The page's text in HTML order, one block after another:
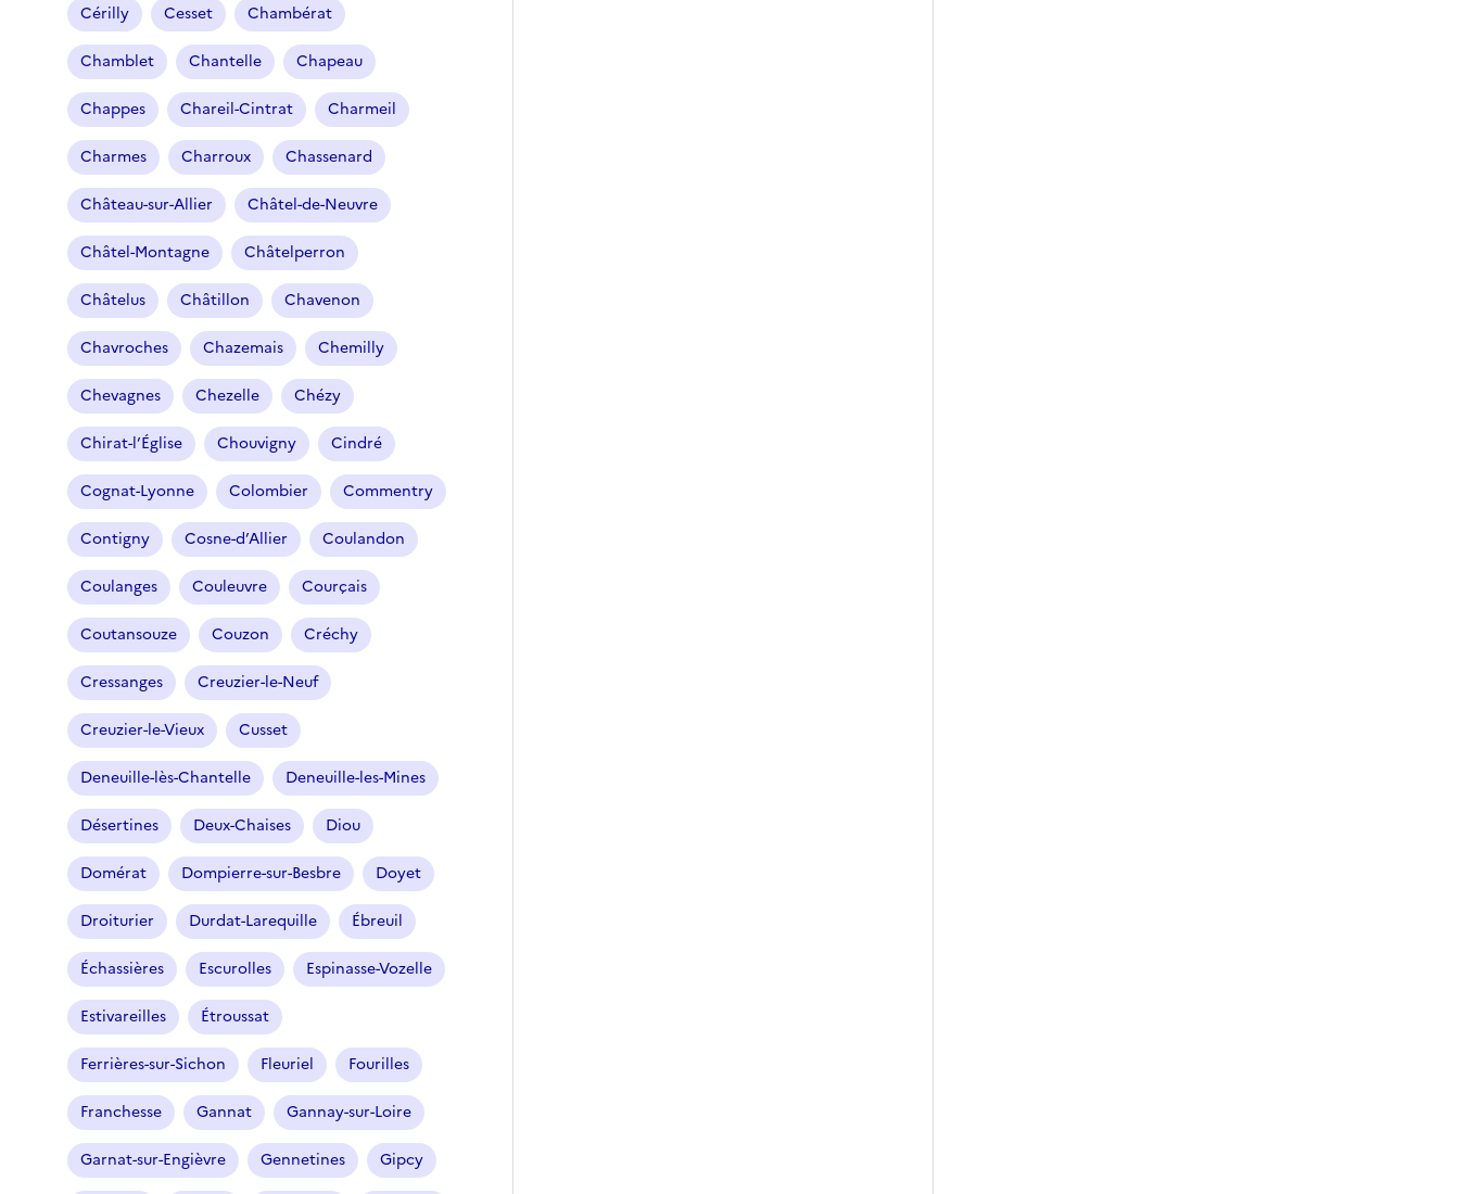
Cérilly Cesset Chambérat
Chamblet Chantelle Chapeau
Chappes Chareil-Cintrat Charmeil
Charmes Charroux Chassenard
Château-sur-Allier Châtel-de-Neuvre
Châtel-Montagne Châtelperron
Châtelus Châtillon Chavenon
Chavroches Chazemais Chemilly
Chevagnes Chezelle Chézy
Chirat-l’Église Chouvigny Cindré
Cognat-Lyonne Colombier Commentry
Contigny Cosne-d’Allier Coulandon
Coulanges Couleuvre Courçais
Coutansouze Couzon Créchy
Cressanges Creuzier-le-Neuf
Creuzier-le-Vieux Cusset
Deneuille-lès-Chantelle Deneuille-les-Mines
Désertines Deux-Chaises Diou
Domérat Dompierre-sur-Besbre Doyet
Droiturier Durdat-Larequille Ébreuil
Échassières Escurolles Espinasse-Vozelle
Estivareilles Étroussat
Ferrières-sur-Sichon Fleuriel Fourilles
Franchesse Gannat Gannay-sur-Loire
Garnat-sur-Engièvre Gennetines Gipcy